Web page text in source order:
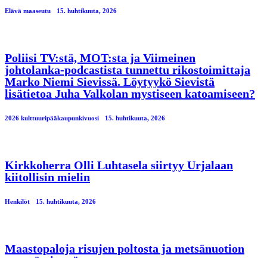
Elävä maaseutu 15. huhtikuuta, 2026
Poliisi TV:stä, MOT:sta ja Viimeinen
johtolanka-podcastista tunnettu rikostoimittaja
Marko Niemi Sievissä. Löytyykö Sievistä
lisätietoa Juha Valkolan mystiseen katoamiseen?
2026 kulttuuripääkaupunkivuosi 15. huhtikuuta, 2026
Kirkkoherra Olli Luhtasela siirtyy Urjalaan
kiitollisin mielin
Henkilöt 15. huhtikuuta, 2026
Maastopaloja risujen poltosta ja metsänuotion